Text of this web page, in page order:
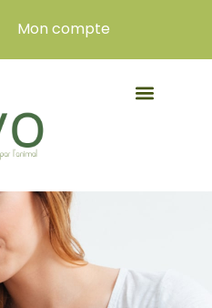
Mon compte